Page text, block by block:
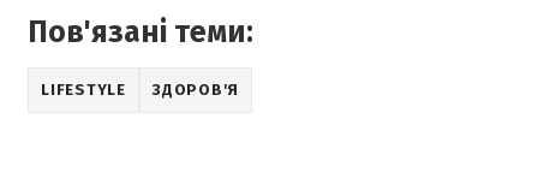
Пов'язані теми:
LIFESTYLE ЗДОРОВ'Я